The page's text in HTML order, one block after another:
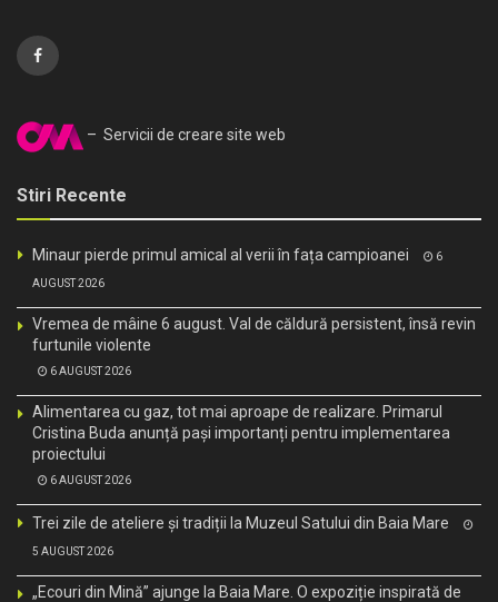
– Servicii de creare site web
Stiri Recente
Minaur pierde primul amical al verii în fața campioanei 6
AUGUST 2026
Vremea de mâine 6 august. Val de căldură persistent, însă revin
furtunile violente
6 AUGUST 2026
Alimentarea cu gaz, tot mai aproape de realizare. Primarul
Cristina Buda anunță pași importanți pentru implementarea
proiectului
6 AUGUST 2026
Trei zile de ateliere și tradiții la Muzeul Satului din Baia Mare
5 AUGUST 2026
„Ecouri din Mină” ajunge la Baia Mare. O expoziție inspirată de